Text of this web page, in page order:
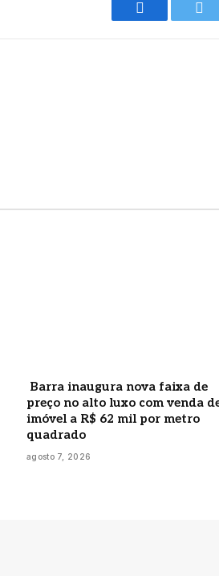
Facebook
Barra inaugura nova faixa de
preço no alto luxo com venda
imóvel a R$ 62 mil por metro
quadrado
agosto 7, 2026